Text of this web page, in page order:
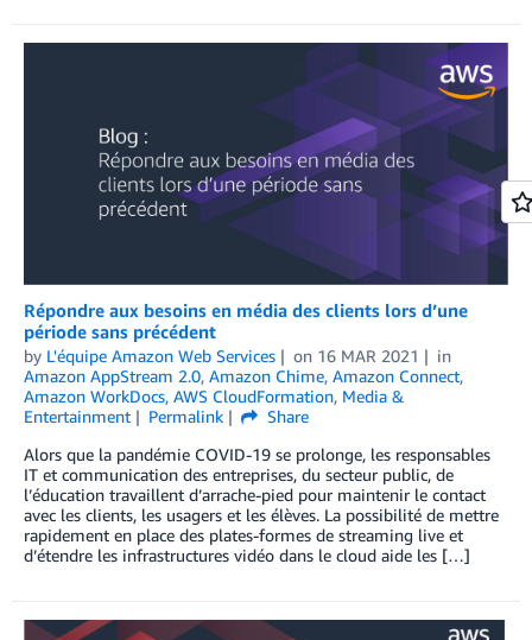
Répondre aux besoins en média des clients lors d’une
période sans précédent
by L'équipe Amazon Web Services on 16 MAR 2021
in
Amazon AppStream 2.0, Amazon Chime, Amazon Connect,
Amazon WorkDocs, AWS CloudFormation, Media &
Entertainment
Permalink
Share
Alors que la pandémie COVID-19 se prolonge, les responsables
IT et communication des entreprises, du secteur public, de
l’éducation travaillent d’arrache-pied pour maintenir le contact
avec les clients, les usagers et les élèves. La possibilité de mettre
rapidement en place des plates-formes de streaming live et
d’étendre les infrastructures vidéo dans le cloud aide les […]